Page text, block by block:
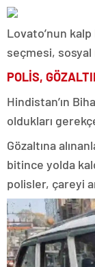
Lovato’nun
seçmesi, sosyal
POLİS,
Hindistan’ın
oldukları
Gözaltına
bitince yolda
polisler, çareyi